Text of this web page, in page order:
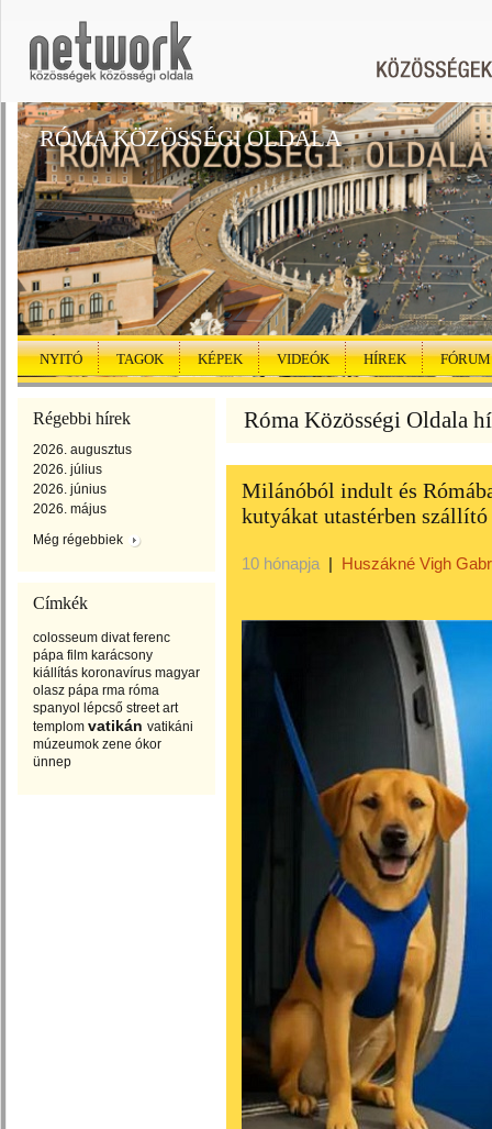
RÓMA KÖZÖSSÉGI OLDALA
NYITÓ TAGOK KÉPEK VIDEÓK HÍREK FÓRUM
Régebbi hírek
2026. augusztus
2026. július
2026. június
2026. május
Még régebbiek
Címkék
colosseum divat ferenc
pápa film karácsony
kiállítás koronavírus magyar
olasz pápa rma róma
spanyol lépcső street art
templom vatikán vatikáni
múzeumok zene ókor
ünnep
Róma Közösségi Oldala
Milánóból indult és
kutyákat utastérben
10 hónapja | Huszákné Vigh